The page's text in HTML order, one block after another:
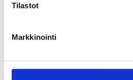
Tilastot
Markkinointi